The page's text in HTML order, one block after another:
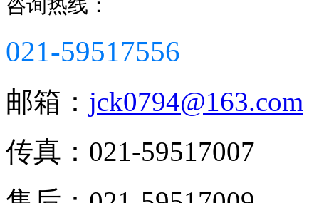
咨询热线：
021-59517556
邮箱： jck0794@163.com
传真： 021-59517007